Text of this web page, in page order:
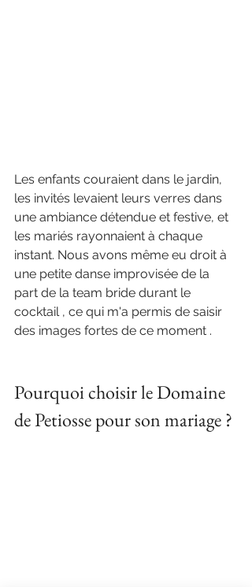
Les enfants couraient dans le jardin,
les invités levaient leurs verres dans
une ambiance détendue et festive, et
les mariés rayonnaient à chaque
instant. Nous avons même eu droit à
une petite danse improvisée de la
part de la team bride durant le
cocktail , ce qui m'a permis de saisir
des images fortes de ce moment .
Pourquoi choisir le Domaine
de Petiosse pour son mariage ?